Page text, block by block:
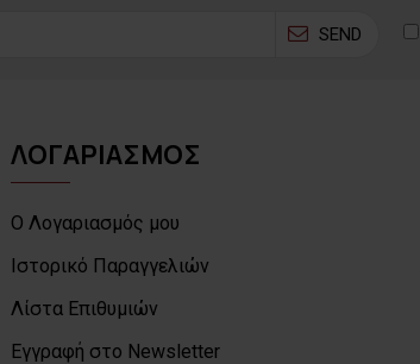
SEND
ΛΟΓΑΡΙΑΣΜΟΣ
Ο Λογαριασμός μου
Ιστορικό Παραγγελιών
Λίστα Επιθυμιών
Εγγραφή στο Newsletter